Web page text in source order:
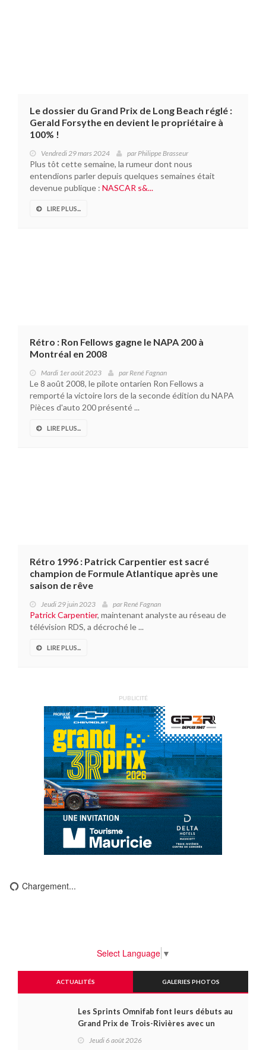
Le dossier du Grand Prix de Long Beach réglé :
Gerald Forsythe en devient le propriétaire à
100% !
Vendredi 29 mars 2024 parPhilippe Brasseur
Plus tôt cette semaine, la rumeur dont nous
entendions parler depuis quelques semaines était
devenue publique : NASCAR s&...
LIRE PLUS...
Rétro : Ron Fellows gagne le NAPA 200 à
Montréal en 2008
Mardi 1er août 2023 parRené Fagnan
Le 8 août 2008, le pilote ontarien Ron Fellows a
remporté la victoire lors de la seconde édition du NAPA
Pièces d'auto 200 présenté ...
LIRE PLUS...
Rétro 1996 : Patrick Carpentier est sacré
champion de Formule Atlantique après une
saison de rêve
Jeudi 29 juin 2023 parRené Fagnan
Patrick Carpentier, maintenant analyste au réseau de
télévision RDS, a décroché le ...
LIRE PLUS...
PUBLICITÉ
Chargement...
Select Language ▼
ACTUALITÉS GALERIES PHOTOS
Les Sprints Omnifab font leurs débuts au
Grand Prix de Trois-Rivières avec un
Jeudi 6 août 2026